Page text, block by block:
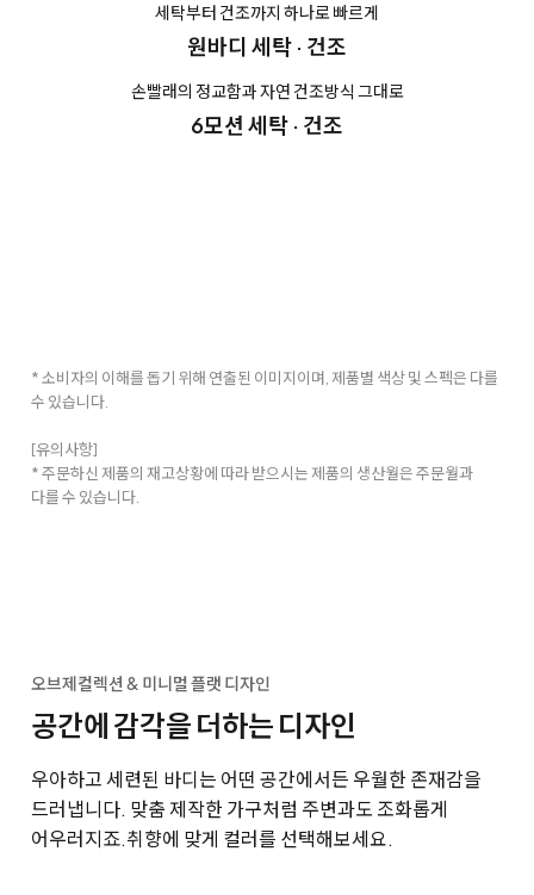
세탁부터 건조까지 하나로 빠르게
원바디 세탁 · 건조
손빨래의 정교함과 자연 건조방식 그대로
6모션 세탁 · 건조
* 소비자의 이해를 돕기 위해 연출된 이미지이며, 제품별 색상 및 스펙은 다를
수 있습니다.
[유의사항]
* 주문하신 제품의 재고상황에 따라 받으시는 제품의 생산월은 주문월과
다를 수 있습니다.
오브제컬렉션 & 미니멀 플랫 디자인
공간에 감각을 더하는 디자인
우아하고 세련된 바디는 어떤 공간에서든 우월한 존재감을
드러냅니다. 맞춤 제작한 가구처럼 주변과도 조화롭게
어우러지죠.취향에 맞게 컬러를 선택해보세요.